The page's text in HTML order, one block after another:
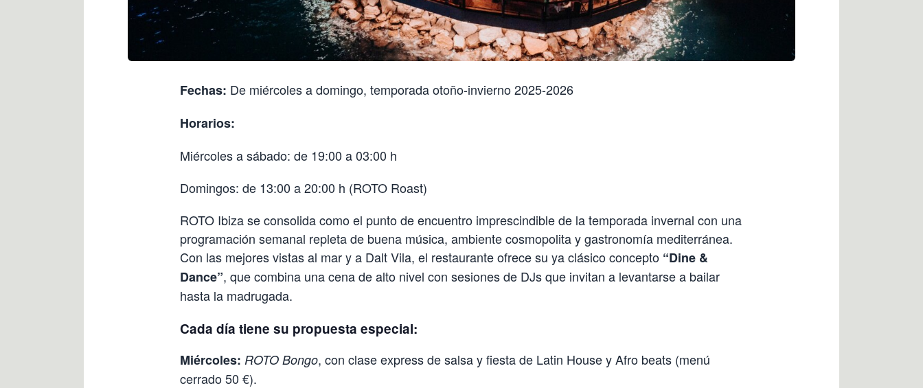
Fechas: De miércoles a domingo, temporada otoño-invierno 2025-2026
Horarios:
Miércoles a sábado: de 19:00 a 03:00 h
Domingos: de 13:00 a 20:00 h (ROTO Roast)
ROTO Ibiza se consolida como el punto de encuentro imprescindible de la temporada invernal con una
programación semanal repleta de buena música, ambiente cosmopolita y gastronomía mediterránea.
Con las mejores vistas al mar y a Dalt Vila, el restaurante ofrece su ya clásico concepto “Dine &
Dance”, que combina una cena de alto nivel con sesiones de DJs que invitan a levantarse a bailar
hasta la madrugada.
Cada día tiene su propuesta especial:
Miércoles: ROTO Bongo, con clase express de salsa y fiesta de Latin House y Afro beats (menú
cerrado 50 €).